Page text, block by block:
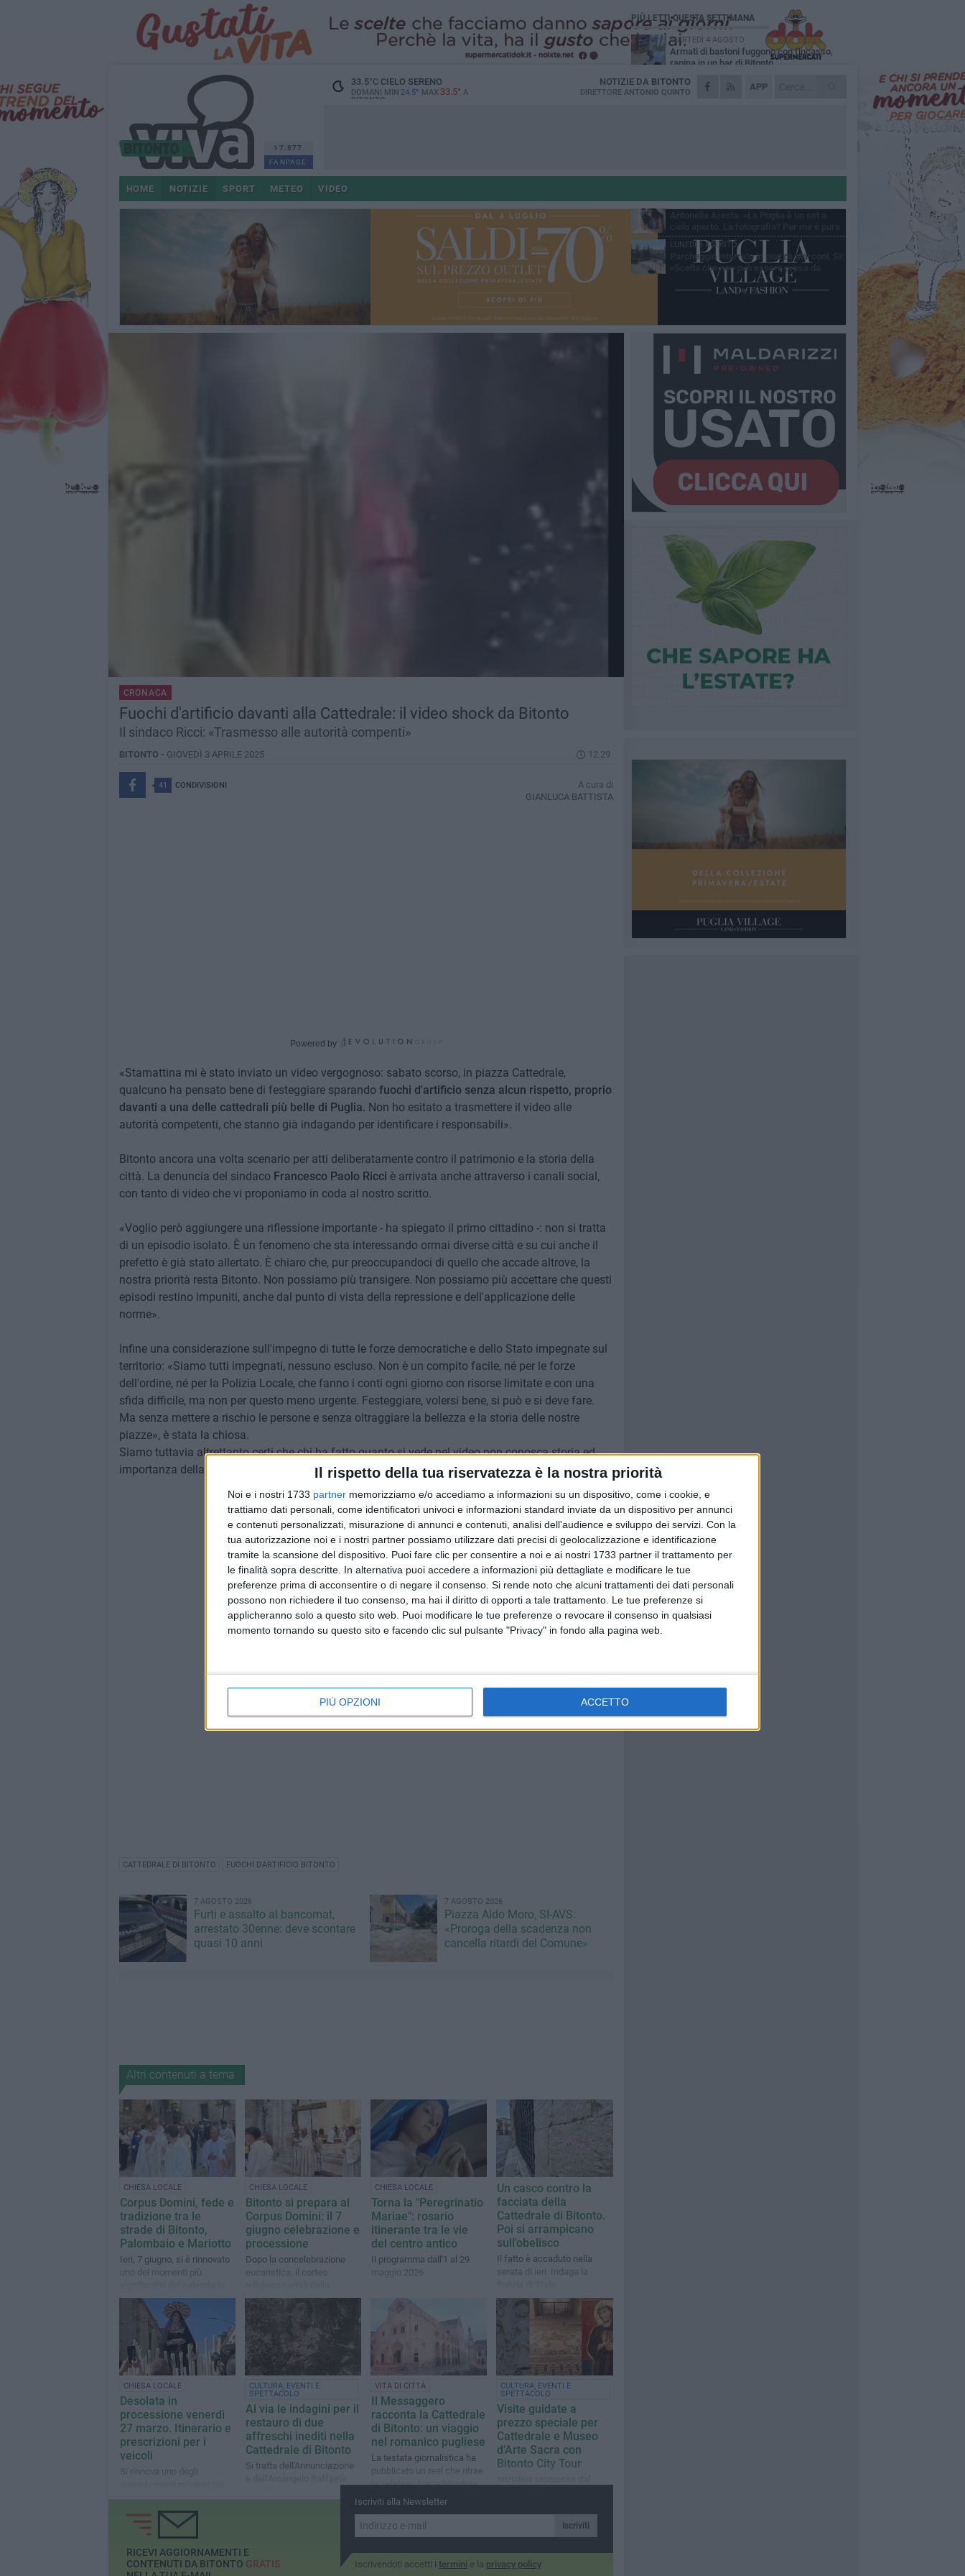
Il rispetto della tua riservatezza è la nostra priorità
Noi e i nostri 1733 partner memorizziamo e/o accediamo a informazioni su un dispositivo, come i cookie, e
trattiamo dati personali, come identificatori univoci e informazioni standard inviate da un dispositivo per annunci
e contenuti personalizzati, misurazione di annunci e contenuti, analisi dell'audience e sviluppo dei servizi. Con la
tua autorizzazione noi e i nostri partner possiamo utilizzare dati precisi di geolocalizzazione e identificazione
tramite la scansione del dispositivo. Puoi fare clic per consentire a noi e ai nostri 1733 partner il trattamento per
le finalità sopra descritte. In alternativa puoi accedere a informazioni più dettagliate e modificare le tue
preferenze prima di acconsentire o di negare il consenso. Si rende noto che alcuni trattamenti dei dati personali
possono non richiedere il tuo consenso, ma hai il diritto di opporti a tale trattamento. Le tue preferenze si
applicheranno solo a questo sito web. Puoi modificare le tue preferenze o revocare il consenso in qualsiasi
momento tornando su questo sito e facendo clic sul pulsante "Privacy" in fondo alla pagina web.
PIÙ OPZIONI ACCETTO
17.877
FANPAGE
33.5°CCIELO SERENO
DOMANI MIN 24.5° MAX 33.5° A
BITONTO
APP
NOTIZIE DA BITONTO
DIRETTORE ANTONIO QUINTO
HOME NOTIZIE SPORT METEO VIDEO
CRONACA
Fuochi d'artificio davanti alla Cattedrale: il video shock da Bitonto
Il sindaco Ricci: «Trasmesso alle autorità compenti»
BITONTO - GIOVEDÌ 3 APRILE 2025 12.29
41 CONDIVISIONI
A cura di
GIANLUCA BATTISTA
Powered by
«Stamattina mi è stato inviato un video vergognoso: sabato scorso, in piazza Cattedrale,
qualcuno ha pensato bene di festeggiare sparando fuochi d'artificio senza alcun rispetto, proprio
davanti a una delle cattedrali più belle di Puglia. Non ho esitato a trasmettere il video alle
autorità competenti, che stanno già indagando per identificare i responsabili».
Bitonto ancora una volta scenario per atti deliberatamente contro il patrimonio e la storia della
città. La denuncia del sindaco Francesco Paolo Ricci è arrivata anche attraverso i canali social,
con tanto di video che vi proponiamo in coda al nostro scritto.
«Voglio però aggiungere una riflessione importante - ha spiegato il primo cittadino -: non si tratta
di un episodio isolato. È un fenomeno che sta interessando ormai diverse città e su cui anche il
prefetto è già stato allertato. È chiaro che, pur preoccupandoci di quello che accade altrove, la
nostra priorità resta Bitonto. Non possiamo più transigere. Non possiamo più accettare che questi
episodi restino impuniti, anche dal punto di vista della repressione e dell'applicazione delle
norme».
Infine una considerazione sull'impegno di tutte le forze democratiche e dello Stato impegnate sul
territorio: «Siamo tutti impegnati, nessuno escluso. Non è un compito facile, né per le forze
dell'ordine, né per la Polizia Locale, che fanno i conti ogni giorno con risorse limitate e con una
sfida difficile, ma non per questo meno urgente. Festeggiare, volersi bene, si può e si deve fare.
Ma senza mettere a rischio le persone e senza oltraggiare la bellezza e la storia delle nostre
piazze», è stata la chiosa.
Siamo tuttavia altrettanto certi che chi ha fatto quanto si vede nel video non conosca storia ed
importanza della Cattedrale e di tutta la città vecchia di Bitonto.
CATTEDRALE DI BITONTO FUOCHI D'ARTIFICIO BITONTO
7 AGOSTO 2026
Furti e assalto al bancomat,
arrestato 30enne: deve scontare
quasi 10 anni
7 AGOSTO 2026
Piazza Aldo Moro, SI-AVS:
«Proroga della scadenza non
cancella ritardi del Comune»
Altri contenuti a tema
CHIESA LOCALE
Corpus Domini, fede e
tradizione tra le
strade di Bitonto,
Palombaio e Mariotto
Ieri, 7 giugno, si è rinnovato
uno dei momenti più
liturgico cristiano
CHIESA LOCALE
Bitonto si prepara al
Corpus Domini: il 7
giugno celebrazione e
processione
Dopo la concelebrazione
eucaristica, il corteo
Cattedrale e si concluderà al
Santissimo Sacramento
CHIESA LOCALE
Torna la "Peregrinatio
Mariae": rosario
itinerante tra le vie
del centro antico
Il programma dall'1 al 29
maggio 2026
Un casco contro la
facciata della
Cattedrale di Bitonto.
Poi si arrampicano
sull'obelisco
Il fatto è accaduto nella
serata di ieri. Indaga la
CHIESA LOCALE
Desolata in
processione venerdì
27 marzo. Itinerario e
prescrizioni per i
veicoli
Si rinnova uno degli
attesi dell'anno
CULTURA, EVENTI E
SPETTACOLO
Al via le indagini per il
restauro di due
affreschi inediti nella
Cattedrale di Bitonto
Si tratta dell'Annunciazione
VITA DI CITTÀ
Il Messaggero
racconta la Cattedrale
di Bitonto: un viaggio
nel romanico pugliese
La testata giornalistica ha
pubblicato un reel che ritrae
la celebre chiesa bitontina
CULTURA, EVENTI E
SPETTACOLO
Visite guidate a
prezzo speciale per
Cattedrale e Museo
d’Arte Sacra con
Bitonto City Tour
Iscriviti alla Newsletter
Iscriviti
Iscrivendoti accetti i termini e la privacy policy
RICEVI AGGIORNAMENTI E
CONTENUTI DA BITONTO GRATIS
PIÙ LETTI QUESTA SETTIMANA
MARTEDÌ 4 AGOSTO
Armati di bastoni fuggono con l'incasso,
rapina in un bar di Bitonto
VENERDÌ 31 LUGLIO
Furti d'auto, scoperta la banda tra Bitonto e
Fratelli d'Italia Bitonto: «Vicinanza alla
LUNEDÌ 3 AGOSTO
poesia»
LUNEDÌ 3 AGOSTO
Parcheggio interrato in piazza Marconi, SI:
«Scelta che non può essere presa da